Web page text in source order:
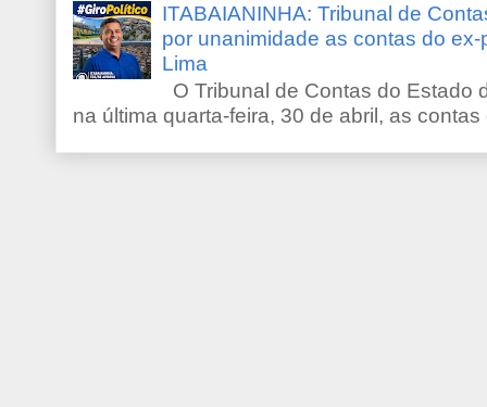
ITABAIANINHA: Tribunal de
por unanimidade as contas do
Lima
O Tribunal de Contas do Estado
na última quarta-feira, 30 de abril, as